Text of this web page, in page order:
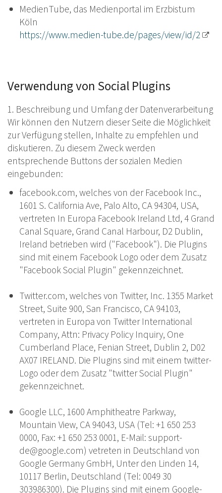
MedienTube, das Medienportal im Erzbistum
Köln
https://www.medien-tube.de/pages/view/id/2
Verwendung von Social Plugins
1. Beschreibung und Umfang der Datenverarbeitung
Wir können den Nutzern dieser Seite die Möglichkeit
zur Verfügung stellen, Inhalte zu empfehlen und
diskutieren. Zu diesem Zweck werden
entsprechende Buttons der sozialen Medien
eingebunden:
facebook.com, welches von der Facebook Inc.,
1601 S. California Ave, Palo Alto, CA 94304, USA,
vertreten In Europa Facebook Ireland Ltd, 4 Grand
Canal Square, Grand Canal Harbour, D2 Dublin,
Ireland betrieben wird ("Facebook"). Die Plugins
sind mit einem Facebook Logo oder dem Zusatz
"Facebook Social Plugin" gekennzeichnet.
Twitter.com, welches von Twitter, Inc. 1355 Market
Street, Suite 900, San Francisco, CA 94103,
vertreten in Europa von Twitter International
Company, Attn: Privacy Policy Inquiry, One
Cumberland Place, Fenian Street, Dublin 2, D02
AX07 IRELAND. Die Plugins sind mit einem twitter-
Logo oder dem Zusatz "twitter Social Plugin"
gekennzeichnet.
Google LLC, 1600 Amphitheatre Parkway,
Mountain View, CA 94043, USA (Tel: +1 650 253
0000, Fax: +1 650 253 0001, E-Mail: support-
de@google.com) vetreten in Deutschland von
Google Germany GmbH, Unter den Linden 14,
10117 Berlin, Deutschland (Tel: 0049 30
303986300). Die Plugins sind mit einem Google-